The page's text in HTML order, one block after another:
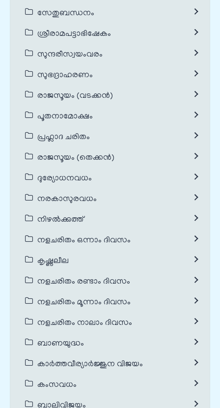
സേതുബന്ധനം
ശ്രീരാമപട്ടാഭിഷേകം
സുന്ദരീസ്വയംവരം
സുഭദ്രാഹരണം
രാജസൂയം (വടക്കൻ)
പൂതനാമോക്ഷം
പ്രഹ്ലാദ ചരിതം
രാജസൂയം (തെക്കൻ)
ദുര്യോധനവധം
നരകാസുരവധം
നിഴൽക്കുത്ത്
നളചരിതം ഒന്നാം ദിവസം
കൃഷ്ണലീല
നളചരിതം രണ്ടാം ദിവസം
നളചരിതം മൂന്നാം ദിവസം
നളചരിതം നാലാം ദിവസം
ബാണയുദ്ധം
കാർത്തവീര്യാർജ്ജുന വിജയം
കംസവധം
ബാലിവിജയം